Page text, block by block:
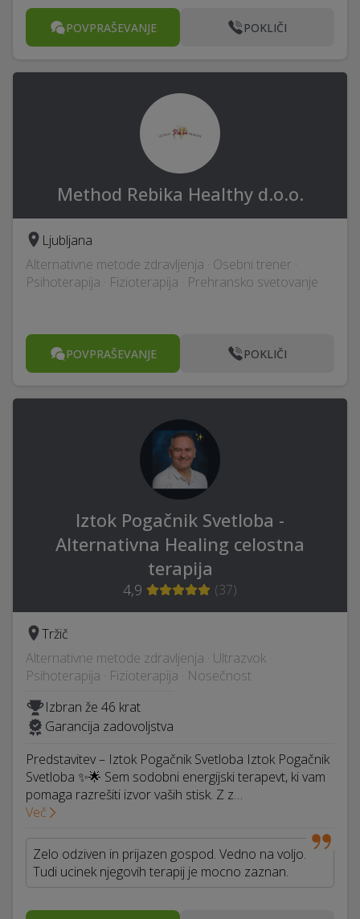
POVPRAŠEVANJE POKLIČI
Method Rebika Healthy d.o.o.
Ljubljana
Alternativne metode zdravljenja · Osebni trener ·
Psihoterapija · Fizioterapija · Prehransko svetovanje
POVPRAŠEVANJE POKLIČI
Iztok Pogačnik Svetloba -
Alternativna Healing celostna
terapija
4,9 (37)
Tržič
Alternativne metode zdravljenja · Ultrazvok ·
Psihoterapija · Fizioterapija · Nosečnost
Izbran že 46 krat
Garancija zadovoljstva
Predstavitev – Iztok Pogačnik Svetloba Iztok Pogačnik
Svetloba ✨🌟 Sem sodobni energijski terapevt, ki vam
pomaga razrešiti izvor vaših stisk. Z z…
Več
Zelo odziven in prijazen gospod. Vedno na voljo.
Tudi ucinek njegovih terapij je mocno zaznan.